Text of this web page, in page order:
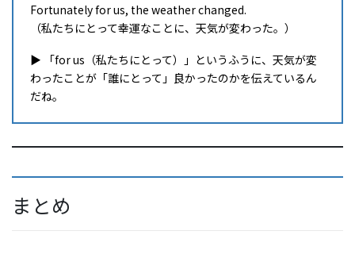
Fortunately for us, the weather changed.
（私たちにとって幸運なことに、天気が変わった。）
▶ 「for us（私たちにとって）」というふうに、天気が変
わったことが「誰にとって」良かったのかを伝えているん
だね。
まとめ